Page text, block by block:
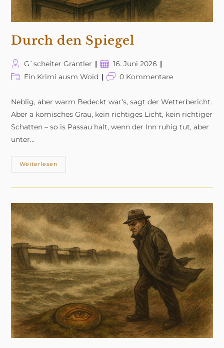
Durch den Spiegel
Beitrags-
Autor:
G`scheiter Grantler
Beitrag
veröffentlicht:
16. Juni 2026
Beitrags-
Ein Krimi ausm Woid
Beitrags-
0 Kommentare
Neblig, aber warm Bedeckt war’s, sagt der Wetterbericht.
Aber a komisches Grau, kein richtiges Licht, kein richtiger
Schatten – so is Passau halt, wenn der Inn ruhig tut, aber
unter…
Weiterlesen
Den